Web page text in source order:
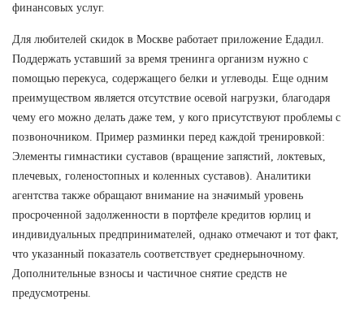
финансовых услуг.
Для любителей скидок в Москве работает приложение Едадил.
Поддержать уставший за время тренинга организм нужно с
помощью перекуса, содержащего белки и углеводы. Еще одним
преимуществом является отсутствие осевой нагрузки, благодаря
чему его можно делать даже тем, у кого присутствуют проблемы с
позвоночником. Пример разминки перед каждой тренировкой:
Элементы гимнастики суставов (вращение запястий, локтевых,
плечевых, голеностопных и коленных суставов). Аналитики
агентства также обращают внимание на значимый уровень
просроченной задолженности в портфеле кредитов юрлиц и
индивидуальных предпринимателей, однако отмечают и тот факт,
что указанный показатель соответствует среднерыночному.
Дополнительные взносы и частичное снятие средств не
предусмотрены.